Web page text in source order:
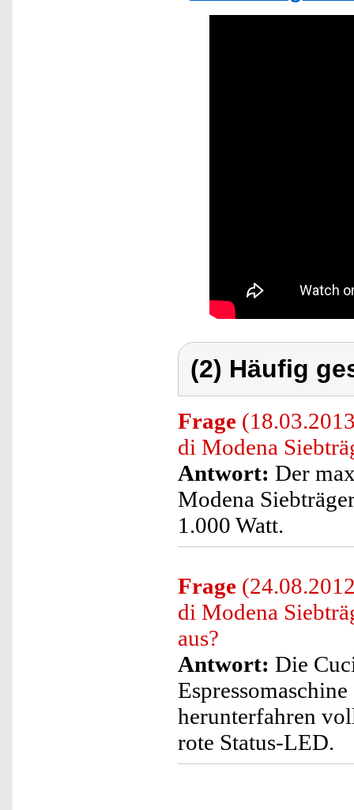
(2) Häufig
Frage
di Modena
Antwort: Der
Modena
1.000 Watt.
Frage
di Modena
aus?
Antwort: Die
herunterfahren
rote Status-LED.